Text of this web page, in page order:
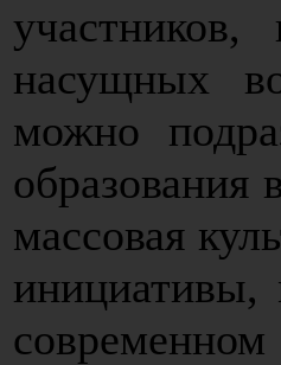
насущных
можно
массовая
инициативы,